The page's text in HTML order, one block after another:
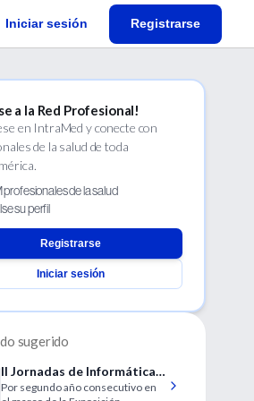
Iniciar sesión Registrarse
a la Red Profesional!
en IntraMed y conecte con
de la salud de toda
profesionales de la salud
su perfil
Registrarse
Iniciar sesión
sugerido
II Jornadas de Informática
Médica en Salud y
Por segundo año consecutivo en